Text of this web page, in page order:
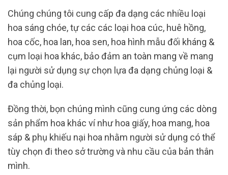
Chúng chúng tôi cung cấp đa dạng các nhiều loại
hoa sáng chóe, tự các các loại hoa cúc, huê hồng,
hoa cốc, hoa lan, hoa sen, hoa hình mẫu đối kháng &
cụm loại hoa khác, bảo đảm an toàn mang về mang
lại người sử dụng sự chọn lựa đa dạng chủng loại &
đa chủng loại.
Đồng thời, bọn chúng mình cũng cung ứng các dòng
sản phẩm hoa khác ví như hoa giấy, hoa mang, hoa
sáp & phụ khiếu nại hoa nhằm người sử dụng có thể
tùy chọn đi theo sở trường và nhu cầu của bản thân
mình.